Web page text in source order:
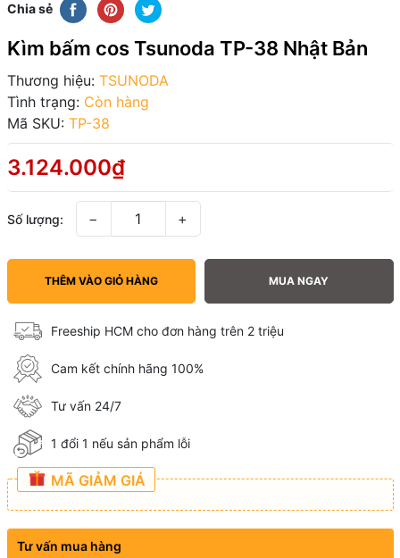
Chia sẻ
Kìm bấm cos Tsunoda TP-38 Nhật Bản
Thương hiệu: TSUNODA
Tình trạng: Còn hàng
Mã SKU: TP-38
3.124.000₫
Số lượng: − +
THÊM VÀO GIỎ HÀNG MUA NGAY
Freeship HCM cho đơn hàng trên 2 triệu
Cam kết chính hãng 100%
Tư vấn 24/7
1 đổi 1 nếu sản phẩm lỗi
MÃ GIẢM GIÁ
Tư vấn mua hàng